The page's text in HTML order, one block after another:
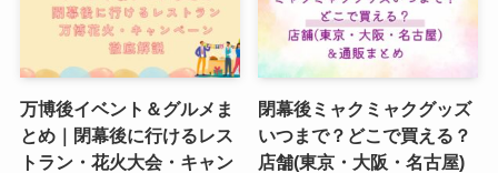
万博後イベント＆グルメま
とめ｜閉幕後に行けるレス
トラン・花火大会・キャン
閉幕後ミャクミャクグッズ
いつまで？どこで買える？
店舗(東京・大阪・名古屋)